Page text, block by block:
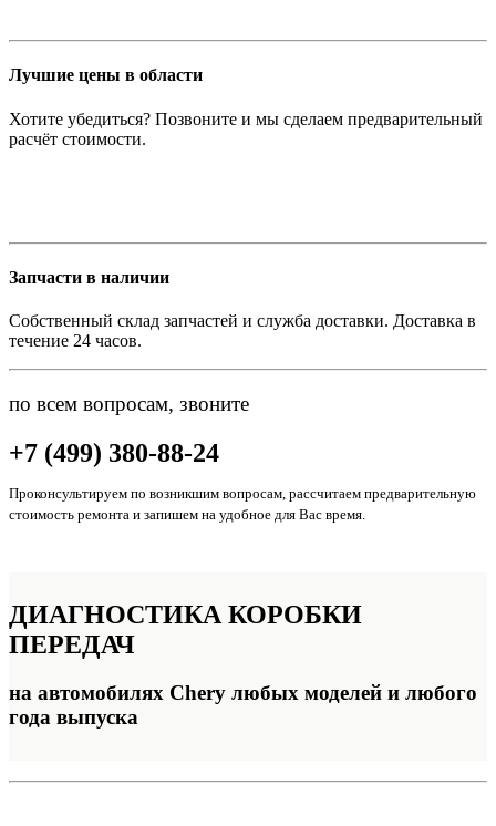
Лучшие цены в области
Хотите убедиться? Позвоните и мы сделаем предварительный
расчёт стоимости.
Запчасти в наличии
Собственный склад запчастей и служба доставки. Доставка в
течение 24 часов.
по всем вопросам, звоните
+7 (499) 380-88-24
Проконсультируем по возникшим вопросам, рассчитаем предварительную
стоимость ремонта и запишем на удобное для Вас время.
ДИАГНОСТИКА КОРОБКИ
ПЕРЕДАЧ
на автомобилях Chery любых моделей и любого
года выпуска